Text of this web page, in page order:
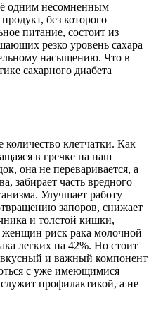
одним несомненным
без которого
питание, состоит из
резко уровень сахара
насыщению. Что в
сахарного диабета
клетчатки. Как
в гречке на наш
она не переваривается, а
забирает часть вредного
Улучшает работу
запоров, снижает
и толстой кишки,
риск рака молочной
легких на 42%. Но стоит
вкусный и важный компонент
с уже имеющимися
профилактикой, а не